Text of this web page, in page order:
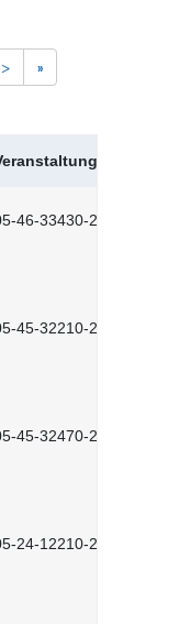
> »
46-33430-2501
45-32210-2601
45-32470-2601
24-12210-2601